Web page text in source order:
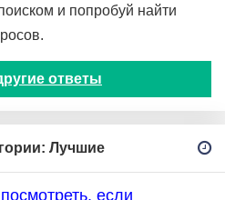
и попробуй найти
ответы
Лучшие
если